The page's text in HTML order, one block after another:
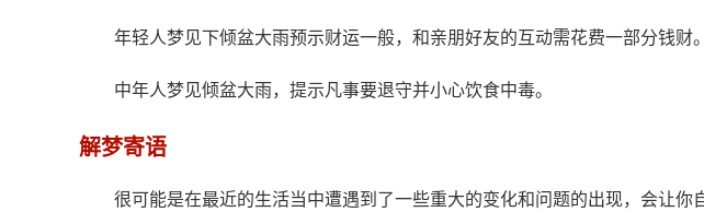
年轻人梦见下倾盆大雨预示财运一般，和亲朋好友的互动需花费一部分钱财。
中年人梦见倾盆大雨，提示凡事要退守并小心饮食中毒。
解梦寄语
很可能是在最近的生活当中遭遇到了一些重大的变化和问题的出现，会让你